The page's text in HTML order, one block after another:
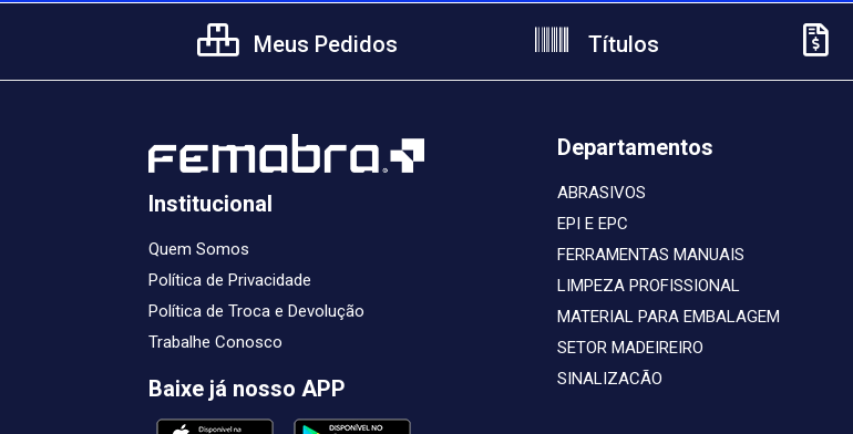
Meus Pedidos Títulos
Institucional
Quem Somos
Política de Privacidade
Política de Troca e Devolução
Trabalhe Conosco
Baixe já nosso APP
Departamentos
ABRASIVOS
EPI E EPC
FERRAMENTAS MANUAIS
LIMPEZA PROFISSIONAL
MATERIAL PARA EMBALAGEM
SETOR MADEIREIRO
SINALIZACÃO